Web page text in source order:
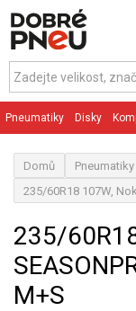
Pneumatiky Disky
Domů Pneumatiky
235/60R18 107W,
235/
M+S